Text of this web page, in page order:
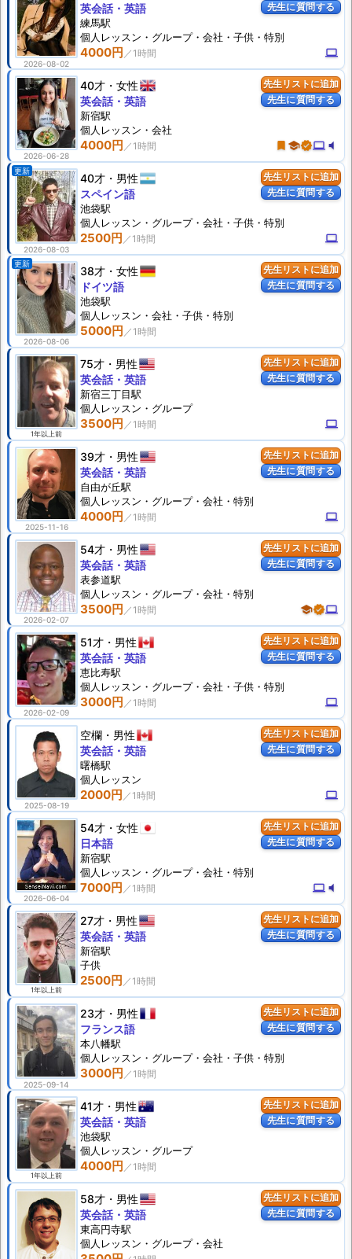
先生に質問する
2026-08-02
4000円 computer
英会話・英語
練馬駅
個人 レッスン ・グループ・会社・子供・特別
先生リストに追加
先生に質問する
2026-06-28
40才 女性
4000円 turned_in schoolverifiedcomputer volume_mute
英会話・英語
新宿駅
個人 レッスン ・会社
先生リストに追加
先生に質問する
更新
2026-08-03
40才 男性
2500円 computer
スペイン語
池袋駅
個人 レッスン ・グループ・会社・子供・特別
先生リストに追加
先生に質問する
更新
2026-08-06
38才 女性
5000円
ドイツ語
池袋駅
個人 レッスン ・会社・子供・特別
先生リストに追加
先生に質問する
1年以上前
75才 男性
3500円 computer
英会話・英語
新宿三丁目駅
個人 レッスン ・グループ
先生リストに追加
先生に質問する
2025-11-16
39才 男性
4000円 computer
英会話・英語
自由が丘駅
個人 レッスン ・グループ・会社・特別
先生リストに追加
先生に質問する
2026-02-07
54才 男性
3500円 schoolverifiedcomputer
英会話・英語
表参道駅
個人 レッスン ・グループ・会社・特別
先生リストに追加
先生に質問する
2026-02-09
51才 男性
3000円 computer
英会話・英語
恵比寿駅
個人 レッスン ・グループ・会社・子供・特別
先生リストに追加
先生に質問する
2025-08-19
空欄 男性
2000円 computer
英会話・英語
曙橋駅
個人 レッスン
先生リストに追加
先生に質問する
2026-06-04
54才 女性
7000円 computer volume_mute
日本語
新宿駅
個人 レッスン ・グループ・会社・特別
先生リストに追加
先生に質問する
1年以上前
27才 男性
2500円
英会話・英語
新宿駅
子供
先生リストに追加
先生に質問する
2025-09-14
23才 男性
3000円
フランス語
本八幡駅
個人 レッスン ・グループ・会社・子供・特別
先生リストに追加
先生に質問する
1年以上前
41才 男性
4000円
英会話・英語
池袋駅
個人 レッスン ・グループ
先生リストに追加
先生に質問する
58才 男性
英会話・英語
東高円寺駅
個人 レッスン ・グループ・会社